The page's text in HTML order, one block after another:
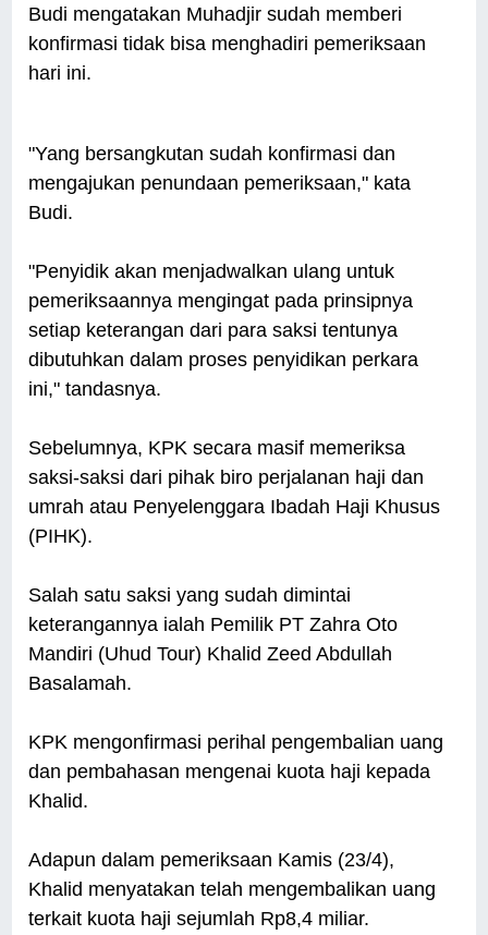
Budi mengatakan Muhadjir sudah memberi
konfirmasi tidak bisa menghadiri pemeriksaan
hari ini.
"Yang bersangkutan sudah konfirmasi dan
mengajukan penundaan pemeriksaan," kata
Budi.
"Penyidik akan menjadwalkan ulang untuk
pemeriksaannya mengingat pada prinsipnya
setiap keterangan dari para saksi tentunya
dibutuhkan dalam proses penyidikan perkara
ini," tandasnya.
Sebelumnya, KPK secara masif memeriksa
saksi-saksi dari pihak biro perjalanan haji dan
umrah atau Penyelenggara Ibadah Haji Khusus
(PIHK).
Salah satu saksi yang sudah dimintai
keterangannya ialah Pemilik PT Zahra Oto
Mandiri (Uhud Tour) Khalid Zeed Abdullah
Basalamah.
KPK mengonfirmasi perihal pengembalian uang
dan pembahasan mengenai kuota haji kepada
Khalid.
Adapun dalam pemeriksaan Kamis (23/4),
Khalid menyatakan telah mengembalikan uang
terkait kuota haji sejumlah Rp8,4 miliar.